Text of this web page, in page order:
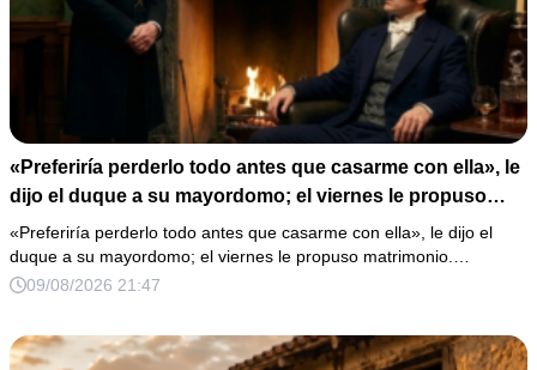
«Preferiría perderlo todo antes que casarme con ella», le
dijo el duque a su mayordomo; el viernes le propuso
matrimonio.
«Preferiría perderlo todo antes que casarme con ella», le dijo el
duque a su mayordomo; el viernes le propuso matrimonio.…
09/08/2026 21:47